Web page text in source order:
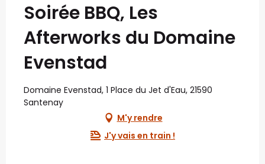
Soirée BBQ, Les
Afterworks du Domaine
Evenstad
Domaine Evenstad, 1 Place du Jet d'Eau, 21590
Santenay
M'y rendre
J'y vais en train !